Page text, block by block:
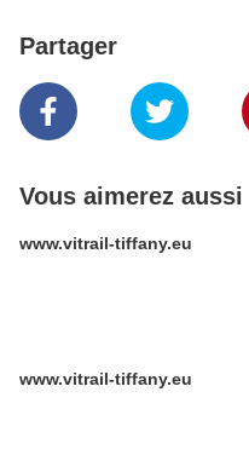
Partager
Vous aimerez aussi
www.vitrail-tiffany.eu
www.vitrail-tiffany.eu